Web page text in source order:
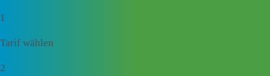
1
Tarif wählen
2